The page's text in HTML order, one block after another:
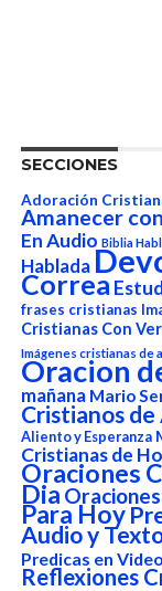
SECCIONES
Adoración
Amanecer
En Audio Biblia
Hablada
Correa
frases cristianas
Cristianas Con
Imágenes cristianas de
Oracion
mañana Mario
Cristianos de
Aliento y Esperanza
Cristianas de
Oraciones
Dia
Para Hoy
Audio y
Predicas en Video
Reflexiones